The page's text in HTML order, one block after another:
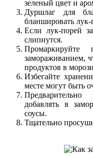
зеленый цвет и
Дуршлаг для
бланшировать лук-
Если лук-порей
слипнутся.
замораживанием,
продуктов в
Избегайте
месте могут быть
добавлять в
соусы.
Тщательно